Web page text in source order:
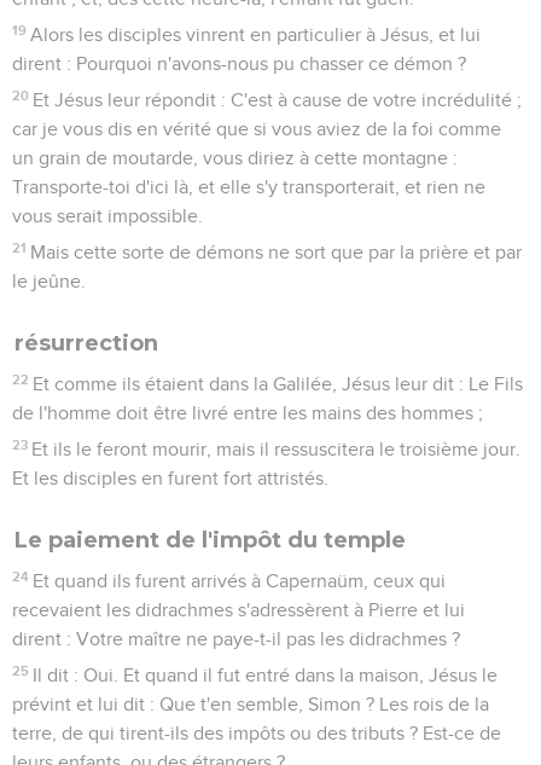
19 Alors les disciples vinrent en particulier à Jésus, et lui
dirent : Pourquoi n'avons-nous pu chasser ce démon ?
20 Et Jésus leur répondit : C'est à cause de votre incrédulité ;
car je vous dis en vérité que si vous aviez de la foi comme
un grain de moutarde, vous diriez à cette montagne :
Transporte-toi d'ici là, et elle s'y transporterait, et rien ne
vous serait impossible.
21 Mais cette sorte de démons ne sort que par la prière et par
le jeûne.
résurrection
22 Et comme ils étaient dans la Galilée, Jésus leur dit : Le Fils
de l'homme doit être livré entre les mains des hommes ;
23 Et ils le feront mourir, mais il ressuscitera le troisième jour.
Et les disciples en furent fort attristés.
Le paiement de l'impôt du temple
24 Et quand ils furent arrivés à Capernaüm, ceux qui
recevaient les didrachmes s'adressèrent à Pierre et lui
dirent : Votre maître ne paye-t-il pas les didrachmes ?
25 Il dit : Oui. Et quand il fut entré dans la maison, Jésus le
prévint et lui dit : Que t'en semble, Simon ? Les rois de la
terre, de qui tirent-ils des impôts ou des tributs ? Est-ce de